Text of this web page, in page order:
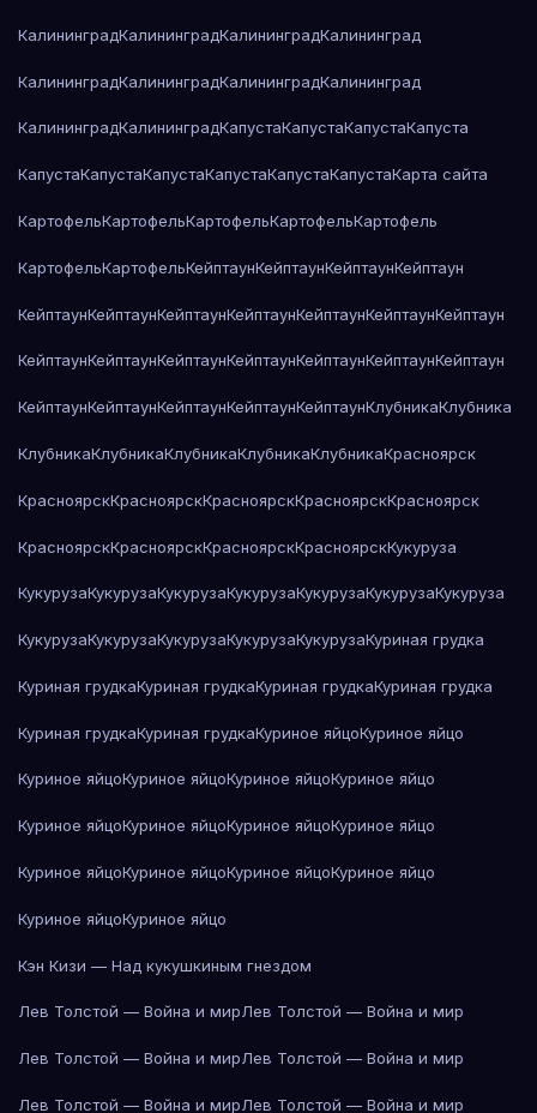
КалининградКалининградКалининградКалининград
КалининградКалининградКалининградКалининград
КалининградКалининградКапустаКапустаКапустаКапуста
КапустаКапустаКапустаКапустаКапустаКапустаКарта сайта
КартофельКартофельКартофельКартофельКартофель
КартофельКартофельКейптаунКейптаунКейптаунКейптаун
КейптаунКейптаунКейптаунКейптаунКейптаунКейптаунКейптаун
КейптаунКейптаунКейптаунКейптаунКейптаунКейптаунКейптаун
КейптаунКейптаунКейптаунКейптаунКейптаунКлубникаКлубника
КлубникаКлубникаКлубникаКлубникаКлубникаКрасноярск
КрасноярскКрасноярскКрасноярскКрасноярскКрасноярск
КрасноярскКрасноярскКрасноярскКрасноярскКукуруза
КукурузаКукурузаКукурузаКукурузаКукурузаКукурузаКукуруза
КукурузаКукурузаКукурузаКукурузаКукурузаКуриная грудка
Куриная грудкаКуриная грудкаКуриная грудкаКуриная грудка
Куриная грудкаКуриная грудкаКуриное яйцоКуриное яйцо
Куриное яйцоКуриное яйцоКуриное яйцоКуриное яйцо
Куриное яйцоКуриное яйцоКуриное яйцоКуриное яйцо
Куриное яйцоКуриное яйцоКуриное яйцоКуриное яйцо
Куриное яйцоКуриное яйцо
Кэн Кизи — Над кукушкиным гнездом
Лев Толстой — Война и мирЛев Толстой — Война и мир
Лев Толстой — Война и мирЛев Толстой — Война и мир
Лев Толстой — Война и мирЛев Толстой — Война и мир